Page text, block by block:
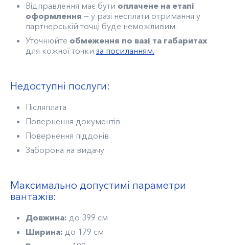
Відправлення має бути оплачене на етапі
оформлення — у разі несплати отримання у
партнерській точці буде неможливим.
Уточнюйте обмеження по вазі та габаритах
для кожної точки за посиланням.
Недоступні послуги:
Післяплата
Повернення документів
Повернення піддонів
Заборона на видачу
Максимально допустимі параметри
вантажів:
Довжина: до 399 см
Ширина: до 179 см